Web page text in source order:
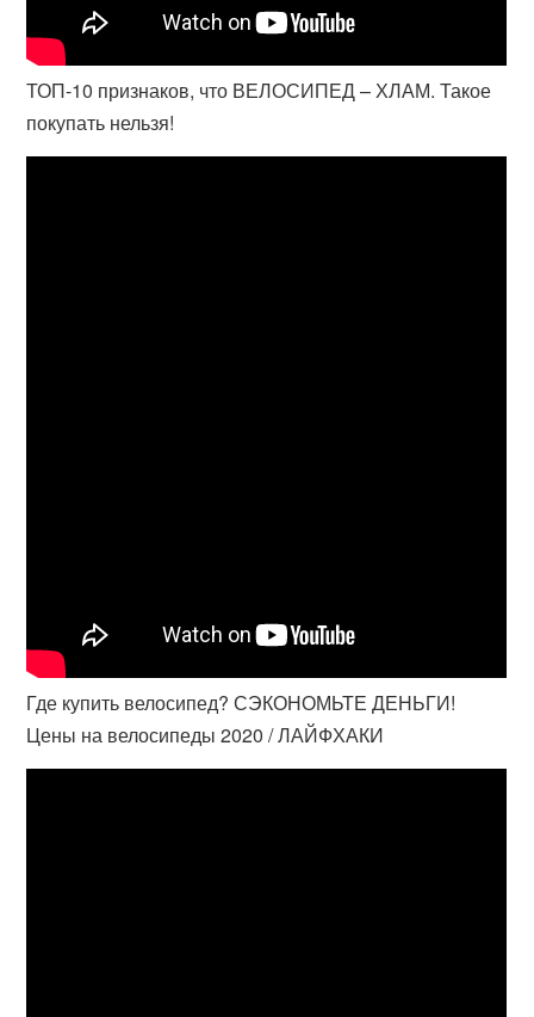
ТОП-10 признаков, что ВЕЛОСИПЕД – ХЛАМ. Такое
покупать нельзя!
Где купить велосипед? СЭКОНОМЬТЕ ДЕНЬГИ!
Цены на велосипеды 2020 / ЛАЙФХАКИ